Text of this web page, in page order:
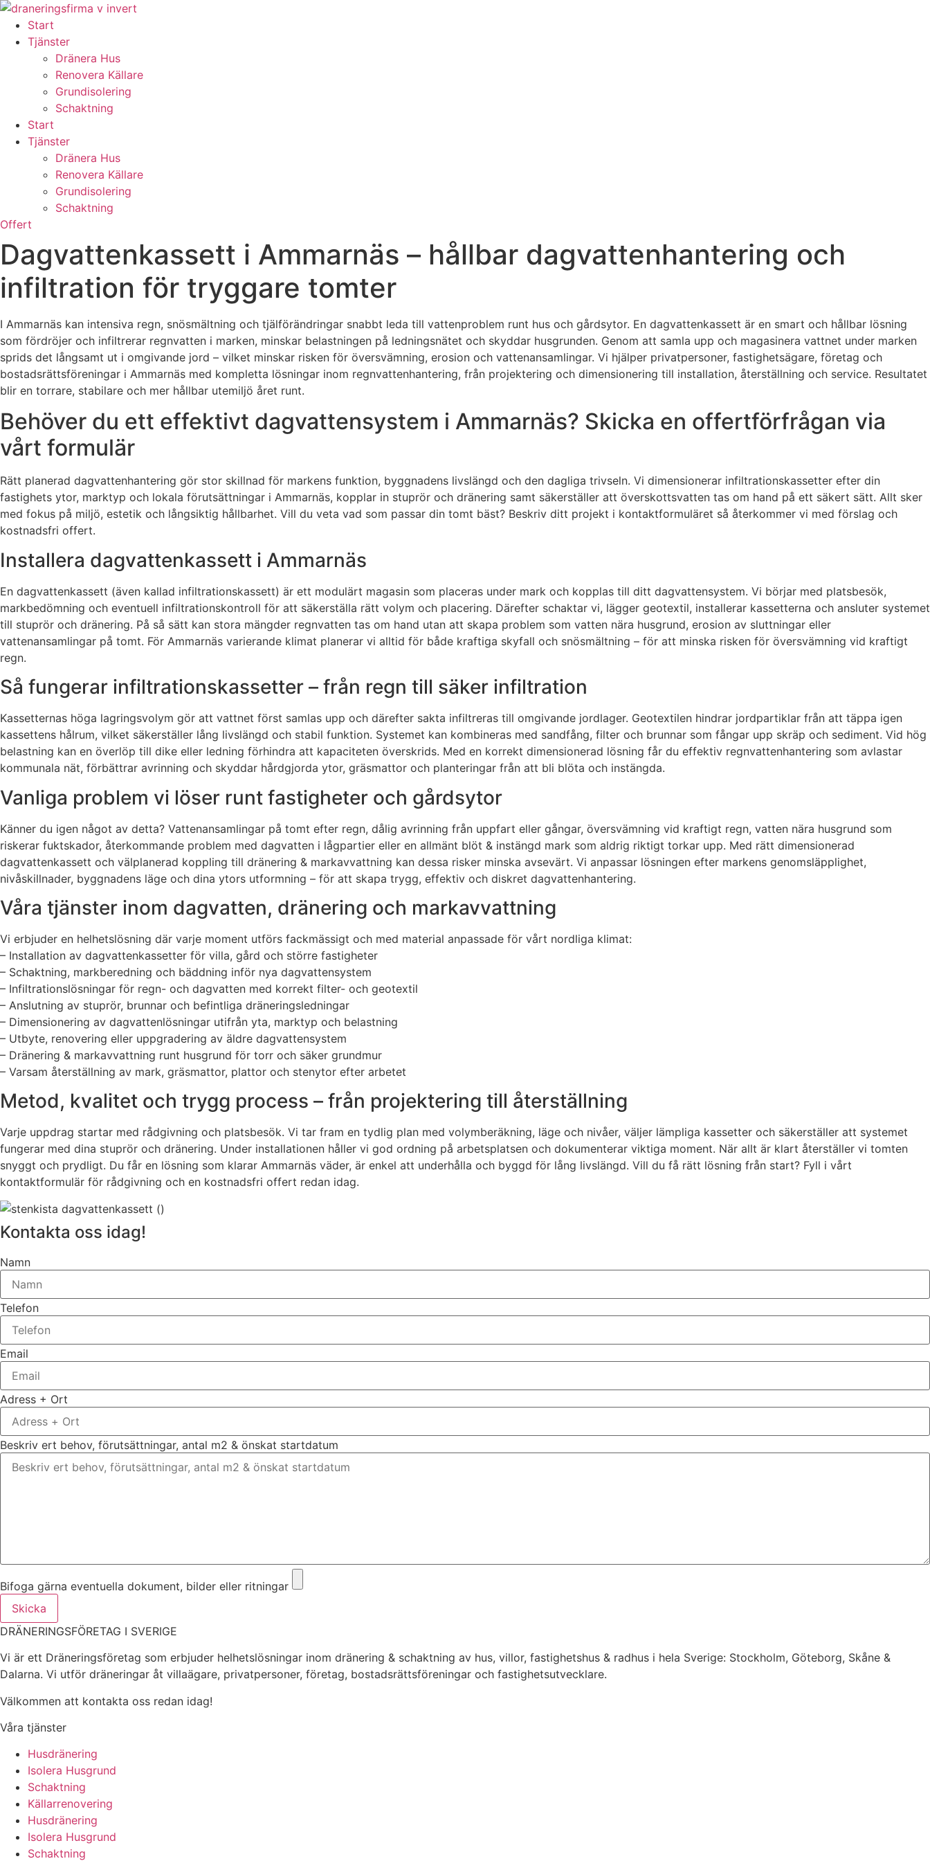
Skip
content
Start
Tjänster
Dränera Hus
Renovera Källare
Grundisolering
Schaktning
Start
Tjänster
Dränera Hus
Renovera Källare
Grundisolering
Schaktning
Offert
Dagvattenkassett i Ammarnäs – hållbar dagvattenhantering och
infiltration för tryggare tomter
I Ammarnäs kan intensiva regn, snösmältning och tjälförändringar snabbt leda till vattenproblem runt hus och gårdsytor. En dagvattenkassett är en smart och hållbar lösning
som fördröjer och infiltrerar regnvatten i marken, minskar belastningen på ledningsnätet och skyddar husgrunden. Genom att samla upp och magasinera vattnet under marken
sprids det långsamt ut i omgivande jord – vilket minskar risken för översvämning, erosion och vattenansamlingar. Vi hjälper privatpersoner, fastighetsägare, företag och
bostadsrättsföreningar i Ammarnäs med kompletta lösningar inom regnvattenhantering, från projektering och dimensionering till installation, återställning och service. Resultatet
blir en torrare, stabilare och mer hållbar utemiljö året runt.
Behöver du ett effektivt dagvattensystem i Ammarnäs? Skicka en offertförfrågan via
vårt formulär
Rätt planerad dagvattenhantering gör stor skillnad för markens funktion, byggnadens livslängd och den dagliga trivseln. Vi dimensionerar infiltrationskassetter efter din
fastighets ytor, marktyp och lokala förutsättningar i Ammarnäs, kopplar in stuprör och dränering samt säkerställer att överskottsvatten tas om hand på ett säkert sätt. Allt sker
med fokus på miljö, estetik och långsiktig hållbarhet. Vill du veta vad som passar din tomt bäst? Beskriv ditt projekt i kontaktformuläret så återkommer vi med förslag och
kostnadsfri offert.
Installera dagvattenkassett i Ammarnäs
En dagvattenkassett (även kallad infiltrationskassett) är ett modulärt magasin som placeras under mark och kopplas till ditt dagvattensystem. Vi börjar med platsbesök,
markbedömning och eventuell infiltrationskontroll för att säkerställa rätt volym och placering. Därefter schaktar vi, lägger geotextil, installerar kassetterna och ansluter systemet
till stuprör och dränering. På så sätt kan stora mängder regnvatten tas om hand utan att skapa problem som vatten nära husgrund, erosion av sluttningar eller
vattenansamlingar på tomt. För Ammarnäs varierande klimat planerar vi alltid för både kraftiga skyfall och snösmältning – för att minska risken för översvämning vid kraftigt
regn.
Så fungerar infiltrationskassetter – från regn till säker infiltration
Kassetternas höga lagringsvolym gör att vattnet först samlas upp och därefter sakta infiltreras till omgivande jordlager. Geotextilen hindrar jordpartiklar från att täppa igen
kassettens hålrum, vilket säkerställer lång livslängd och stabil funktion. Systemet kan kombineras med sandfång, filter och brunnar som fångar upp skräp och sediment. Vid hög
belastning kan en överlöp till dike eller ledning förhindra att kapaciteten överskrids. Med en korrekt dimensionerad lösning får du effektiv regnvattenhantering som avlastar
kommunala nät, förbättrar avrinning och skyddar hårdgjorda ytor, gräsmattor och planteringar från att bli blöta och instängda.
Vanliga problem vi löser runt fastigheter och gårdsytor
Känner du igen något av detta? Vattenansamlingar på tomt efter regn, dålig avrinning från uppfart eller gångar, översvämning vid kraftigt regn, vatten nära husgrund som
riskerar fuktskador, återkommande problem med dagvatten i lågpartier eller en allmänt blöt & instängd mark som aldrig riktigt torkar upp. Med rätt dimensionerad
dagvattenkassett och välplanerad koppling till dränering & markavvattning kan dessa risker minska avsevärt. Vi anpassar lösningen efter markens genomsläpplighet,
nivåskillnader, byggnadens läge och dina ytors utformning – för att skapa trygg, effektiv och diskret dagvattenhantering.
Våra tjänster inom dagvatten, dränering och markavvattning
Vi erbjuder en helhetslösning där varje moment utförs fackmässigt och med material anpassade för vårt nordliga klimat:
– Installation av dagvattenkassetter för villa, gård och större fastigheter
– Schaktning, markberedning och bäddning inför nya dagvattensystem
– Infiltrationslösningar för regn- och dagvatten med korrekt filter- och geotextil
– Anslutning av stuprör, brunnar och befintliga dräneringsledningar
– Dimensionering av dagvattenlösningar utifrån yta, marktyp och belastning
– Utbyte, renovering eller uppgradering av äldre dagvattensystem
– Dränering & markavvattning runt husgrund för torr och säker grundmur
– Varsam återställning av mark, gräsmattor, plattor och stenytor efter arbetet
Metod, kvalitet och trygg process – från projektering till återställning
Varje uppdrag startar med rådgivning och platsbesök. Vi tar fram en tydlig plan med volymberäkning, läge och nivåer, väljer lämpliga kassetter och säkerställer att systemet
fungerar med dina stuprör och dränering. Under installationen håller vi god ordning på arbetsplatsen och dokumenterar viktiga moment. När allt är klart återställer vi tomten
snyggt och prydligt. Du får en lösning som klarar Ammarnäs väder, är enkel att underhålla och byggd för lång livslängd. Vill du få rätt lösning från start? Fyll i vårt
kontaktformulär för rådgivning och en kostnadsfri offert redan idag.
Kontakta oss idag!
Namn
Telefon
Email
Adress + Ort
Beskriv ert behov, förutsättningar, antal m2 & önskat startdatum
Bifoga gärna eventuella dokument, bilder eller ritningar
Skicka
DRÄNERINGSFÖRETAG I SVERIGE
Vi är ett Dräneringsföretag som erbjuder helhetslösningar inom dränering & schaktning av hus, villor, fastighetshus & radhus i hela Sverige: Stockholm, Göteborg, Skåne &
Dalarna. Vi utför dräneringar åt villaägare, privatpersoner, företag, bostadsrättsföreningar och fastighetsutvecklare.
Välkommen att kontakta oss redan idag!
Våra tjänster
Husdränering
Isolera Husgrund
Schaktning
Källarrenovering
Husdränering
Isolera Husgrund
Schaktning